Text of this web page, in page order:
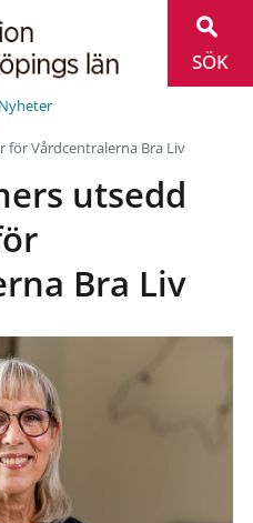
SÖK
Nyheter
för Vårdcentralerna Bra Liv
utsedd
Bra Liv